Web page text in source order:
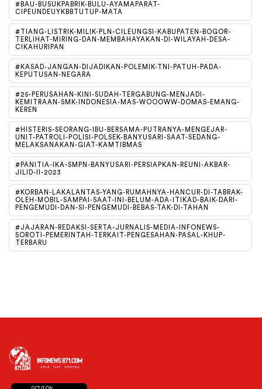
#BAU-BUSUKPABRIK-BULU-AYAMAPARAT-
CIPEUNDEUYKBBTUTUP-MATA
#TIANG-LISTRIK-MILIK-PLN-CILEUNGSI-KABUPATEN-BOGOR-
TERLIHAT-MIRING-DAN-MEMBAHAYAKAN-DI-WILAYAH-DESA-
CIKAHURIPAN
#KASAD-JANGAN-DIJADIKAN-POLEMIK-TNI-PATUH-PADA-
KEPUTUSAN-NEGARA
#25-PERUSAHAN-KINI-SUDAH-TERGABUNG-MENJADI-
KEMITRAAN-SMK-INDONESIA-MAS-WOOOWW-DOMAS-EMANG-
KEREN
#HISTERIS-SEORANG-IBU-BERSAMA-PUTRANYA-MENGEJAR-
UNIT-PATROLI-POLISI-POLSEK-BANYUSARI-SAAT-SEDANG-
MELAKSANAKAN-GIAT-KAMTIBMAS
#PANITIA-IKA-SMPN-BANYUSARI-PERSIAPKAN-REUNI-AKBAR-
JILID-II-2023
#KORBAN-LAKALANTAS-YANG-RUMAHNYA-HANCUR-DI-TABRAK-
OLEH-MOBIL-SAMPAI-SAAT-INI-BELUM-ADA-ITIKAD-BAIK-DARI-
PENGEMUDI-DAN-SI-PENGEMUDI-BEBAS-TAK-DI-TAHAN
#JAJARAN-REDAKSI-SERTA-JURNALIS-MEDIA-INFONEWS-
SOROTI-PEMERINTAH-TERKAIT-PENGESAHAN-PASAL-KHUP-
TERBARU